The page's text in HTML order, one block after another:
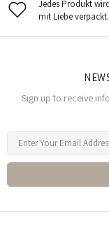
Jedes Produkt
mit Liebe verpackt.
Sign up to receive